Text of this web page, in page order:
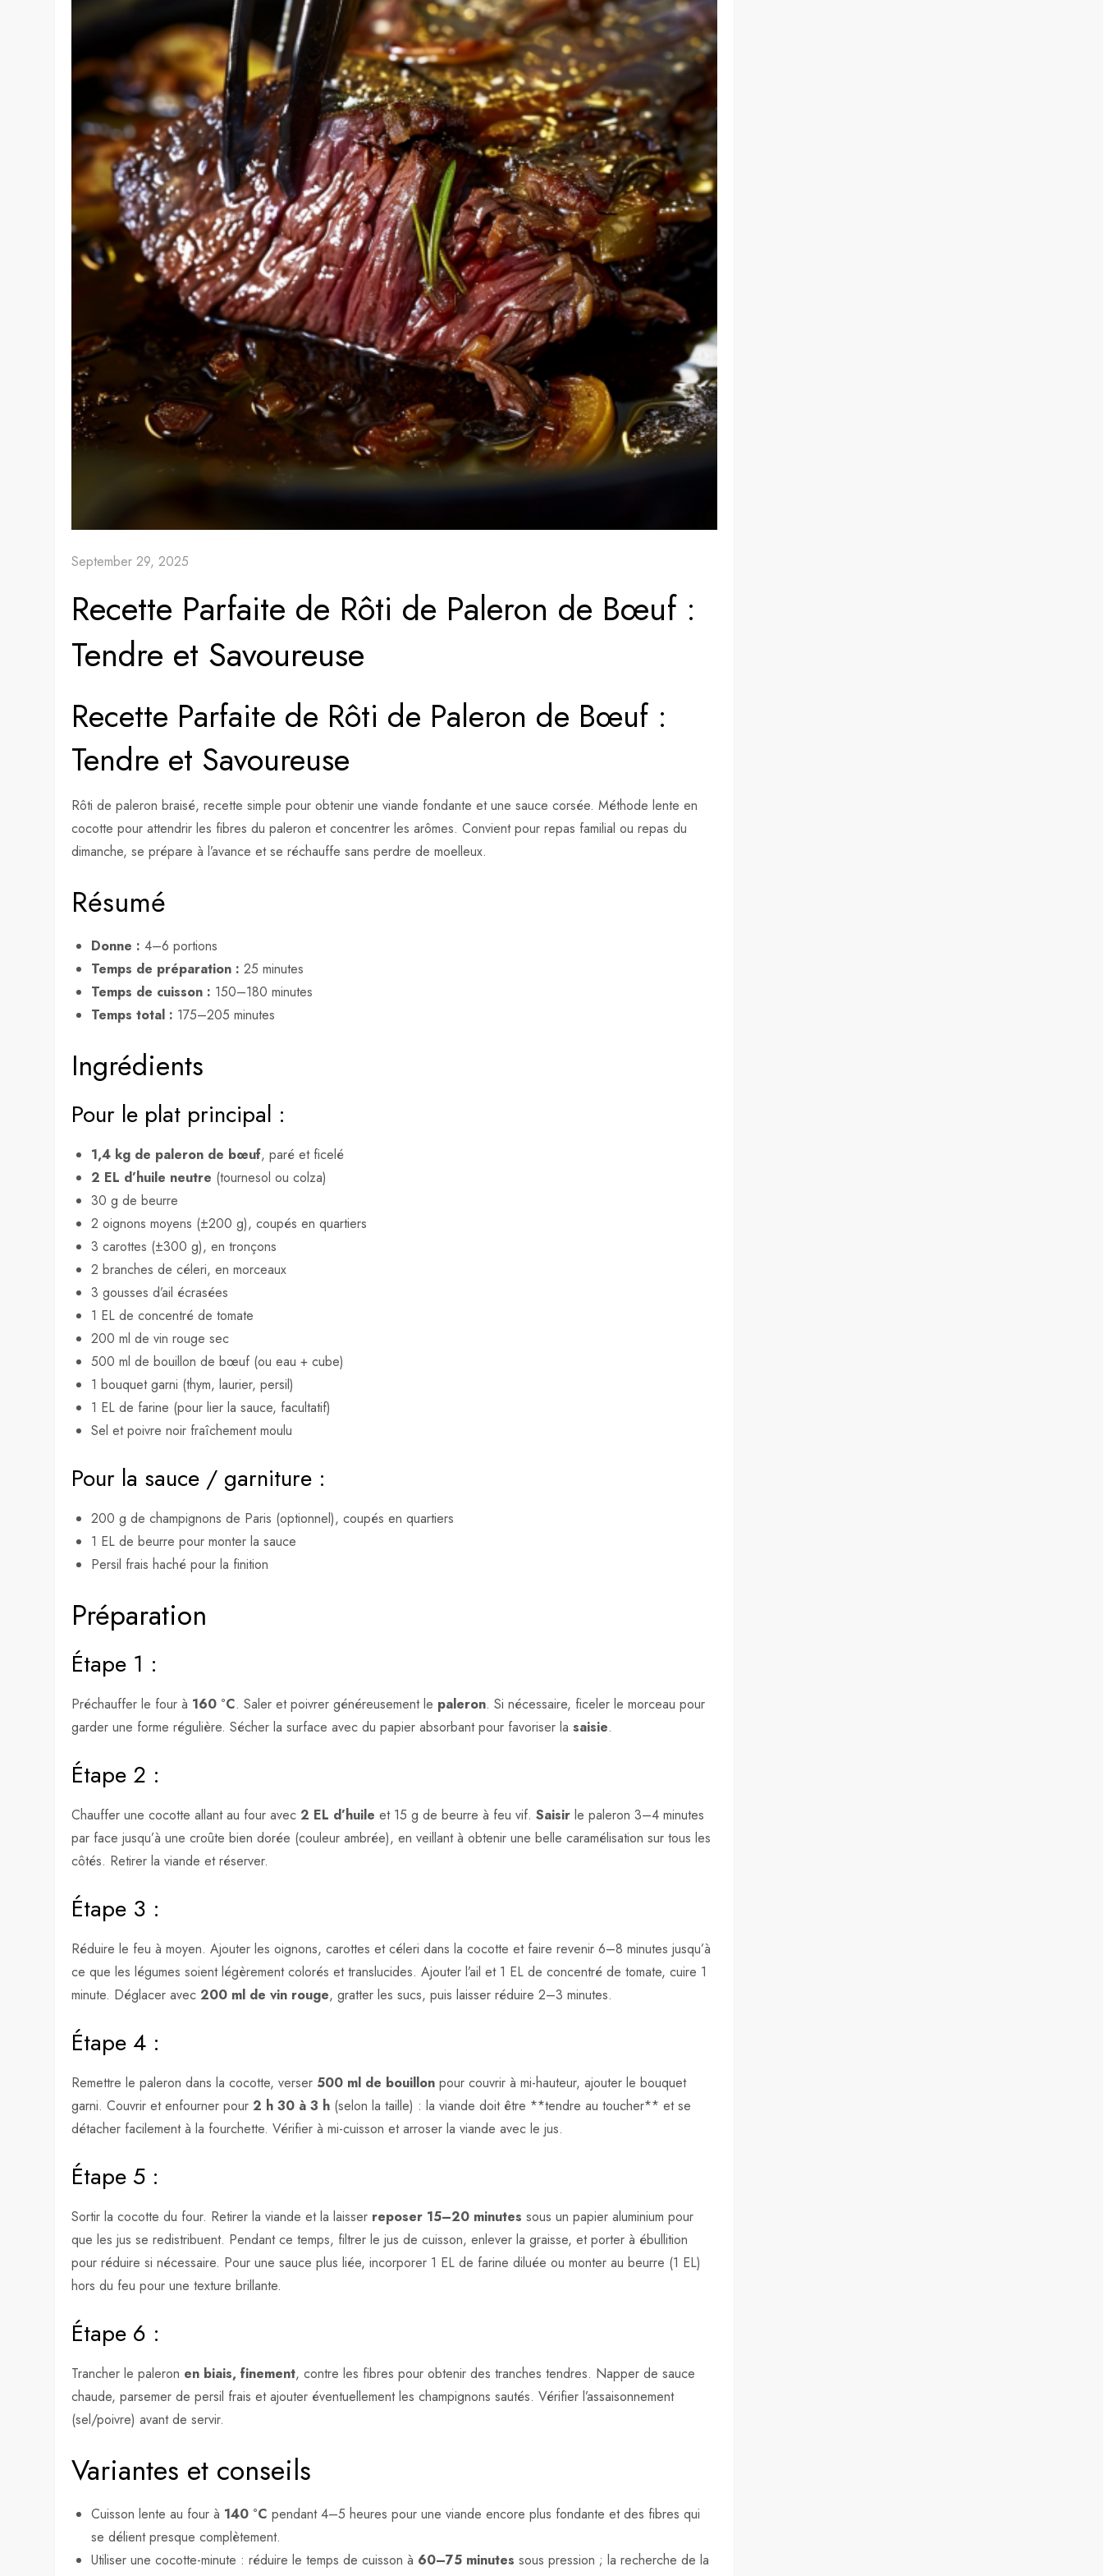
September 29, 2025
Recette Parfaite de Rôti de Paleron de Bœuf :
Tendre et Savoureuse
Recette Parfaite de Rôti de Paleron de Bœuf :
Tendre et Savoureuse
Rôti de paleron braisé, recette simple pour obtenir une viande fondante et une sauce corsée. Méthode lente en
cocotte pour attendrir les fibres du paleron et concentrer les arômes. Convient pour repas familial ou repas du
dimanche, se prépare à l’avance et se réchauffe sans perdre de moelleux.
Résumé
Donne : 4–6 portions
Temps de préparation : 25 minutes
Temps de cuisson : 150–180 minutes
Temps total : 175–205 minutes
Ingrédients
Pour le plat principal :
1,4 kg de paleron de bœuf, paré et ficelé
2 EL d’huile neutre (tournesol ou colza)
30 g de beurre
2 oignons moyens (±200 g), coupés en quartiers
3 carottes (±300 g), en tronçons
2 branches de céleri, en morceaux
3 gousses d’ail écrasées
1 EL de concentré de tomate
200 ml de vin rouge sec
500 ml de bouillon de bœuf (ou eau + cube)
1 bouquet garni (thym, laurier, persil)
1 EL de farine (pour lier la sauce, facultatif)
Sel et poivre noir fraîchement moulu
Pour la sauce / garniture :
200 g de champignons de Paris (optionnel), coupés en quartiers
1 EL de beurre pour monter la sauce
Persil frais haché pour la finition
Préparation
Étape 1 :
Préchauffer le four à 160 °C. Saler et poivrer généreusement le paleron. Si nécessaire, ficeler le morceau pour
garder une forme régulière. Sécher la surface avec du papier absorbant pour favoriser lasaisie.
Étape 2 :
Chauffer une cocotte allant au four avec2 EL d’huile et 15 g de beurre à feu vif.Saisir le paleron 3–4 minutes
par face jusqu’à une croûte bien dorée (couleur ambrée), en veillant à obtenir une belle caramélisation sur tous les
côtés. Retirer la viande et réserver.
Étape 3 :
Réduire le feu à moyen. Ajouter les oignons, carottes et céleri dans la cocotte et faire revenir 6–8 minutes jusqu’à
ce que les légumes soient légèrement colorés et translucides. Ajouter l’ail et 1 EL de concentré de tomate, cuire 1
minute. Déglacer avec200 ml de vin rouge, gratter les sucs, puis laisser réduire 2–3 minutes.
Étape 4 :
Remettre le paleron dans la cocotte, verser 500 ml de bouillon pour couvrir à mi-hauteur, ajouter le bouquet
garni. Couvrir et enfourner pour2 h 30 à 3 h (selon la taille) : la viande doit être **tendre au toucher** et se
détacher facilement à la fourchette. Vérifier à mi-cuisson et arroser la viande avec le jus.
Étape 5 :
Sortir la cocotte du four. Retirer la viande et la laisser reposer 15–20 minutes sous un papier aluminium pour
que les jus se redistribuent. Pendant ce temps, filtrer le jus de cuisson, enlever la graisse, et porter à ébullition
pour réduire si nécessaire. Pour une sauce plus liée, incorporer 1 EL de farine diluée ou monter au beurre (1 EL)
hors du feu pour une texture brillante.
Étape 6 :
Trancher le paleron en biais, finement, contre les fibres pour obtenir des tranches tendres. Napper de sauce
chaude, parsemer de persil frais et ajouter éventuellement les champignons sautés. Vérifier l’assaisonnement
(sel/poivre) avant de servir.
Variantes et conseils
Cuisson lente au four à 140 °C pendant 4–5 heures pour une viande encore plus fondante et des fibres qui
se délient presque complètement.
Utiliser une cocotte-minute : réduire le temps de cuisson à 60–75 minutes sous pression ; la recherche de la